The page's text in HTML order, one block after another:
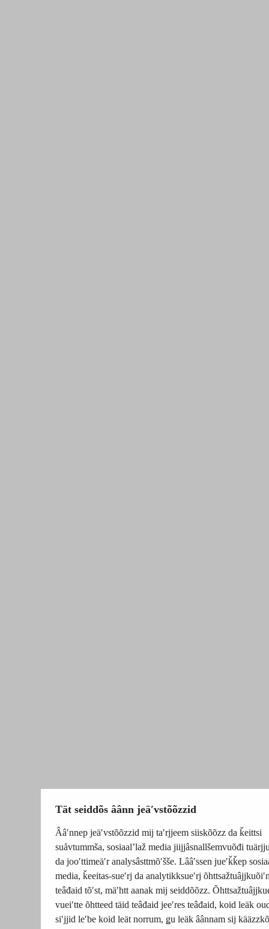
Tät seiddõs âânn jeäʹvstõõzzid
Ââʹnnep jeäʹvstõõzzid mij taʹrjjeem siiskõõzz da ǩeittsi
suåvtummša, sosiaalʼlaž media jiijjâsnallšemvuõđi
da jooʹttimeäʹr analysâsttmõʹšše. Lââʹssen jueʹǩǩep
media, ǩeeitas-sueʹrj da analytikksueʹrj
teâđaid tõʹst, mäʹhtt aanak mij seiddõõzz.
vueiʹtte õhtteed täid teâđaid jeeʹres teâđaid, koid leäk
siʹjjid leʹbe koid leät norrum, ǥu leäk âânnam sij